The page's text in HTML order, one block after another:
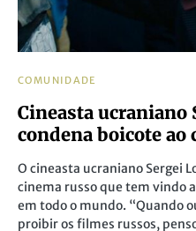
COMUNIDADE
Cineasta ucraniano
condena boicote ao
O cineasta ucraniano Sergei
cinema russo que tem vindo
em todo o mundo. “Quando
proibir os filmes russos,